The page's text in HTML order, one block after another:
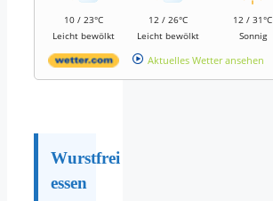
10 / 23°C
Leicht bewölkt
12 / 26°C
Leicht bewölkt
12 / 31°C
Sonnig
Aktuelles Wetter ansehen
Wurstfrei
essen